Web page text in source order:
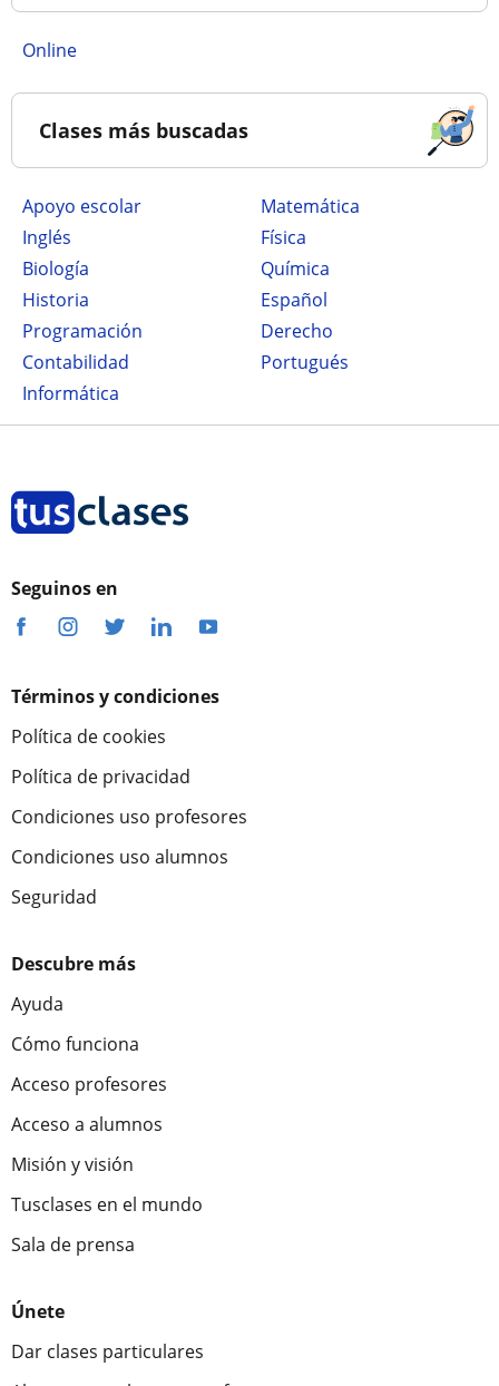
online
Clases más buscadas
Apoyo escolar
Matemática
Inglés
Física
Biología
Química
Historia
Español
Programación
Derecho
Contabilidad
Portugués
Informática
Seguinos en
Términos y condiciones
Política de cookies
Política de privacidad
Condiciones uso profesores
Condiciones uso alumnos
Seguridad
Descubre más
Ayuda
Cómo funciona
Acceso profesores
Acceso a alumnos
Misión y visión
Tusclases en el mundo
Sala de prensa
Únete
Dar clases particulares